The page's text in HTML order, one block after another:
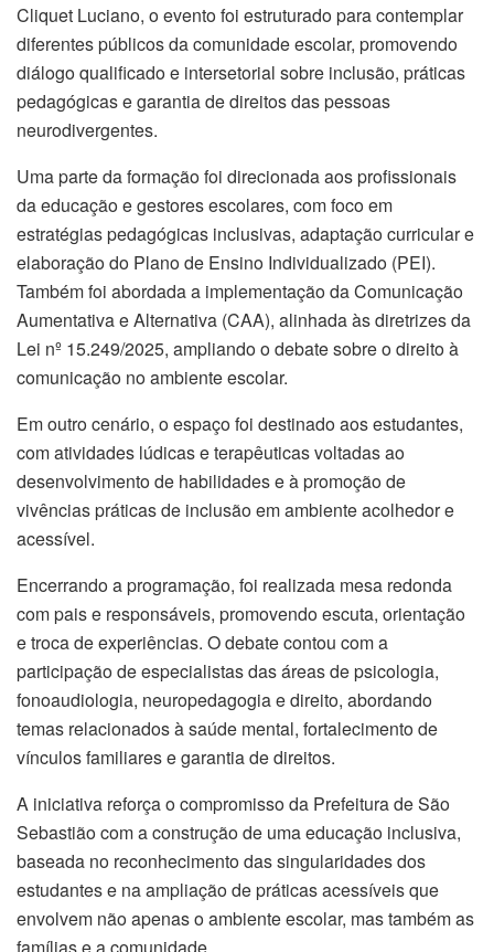
Cliquet Luciano, o evento foi estruturado para contemplar
diferentes públicos da comunidade escolar, promovendo
diálogo qualificado e intersetorial sobre inclusão, práticas
pedagógicas e garantia de direitos das pessoas
neurodivergentes.
Uma parte da formação foi direcionada aos profissionais
da educação e gestores escolares, com foco em
estratégias pedagógicas inclusivas, adaptação curricular e
elaboração do Plano de Ensino Individualizado (PEI).
Também foi abordada a implementação da Comunicação
Aumentativa e Alternativa (CAA), alinhada às diretrizes da
Lei nº 15.249/2025, ampliando o debate sobre o direito à
comunicação no ambiente escolar.
Em outro cenário, o espaço foi destinado aos estudantes,
com atividades lúdicas e terapêuticas voltadas ao
desenvolvimento de habilidades e à promoção de
vivências práticas de inclusão em ambiente acolhedor e
acessível.
Encerrando a programação, foi realizada mesa redonda
com pais e responsáveis, promovendo escuta, orientação
e troca de experiências. O debate contou com a
participação de especialistas das áreas de psicologia,
fonoaudiologia, neuropedagogia e direito, abordando
temas relacionados à saúde mental, fortalecimento de
vínculos familiares e garantia de direitos.
A iniciativa reforça o compromisso da Prefeitura de São
Sebastião com a construção de uma educação inclusiva,
baseada no reconhecimento das singularidades dos
estudantes e na ampliação de práticas acessíveis que
envolvem não apenas o ambiente escolar, mas também as